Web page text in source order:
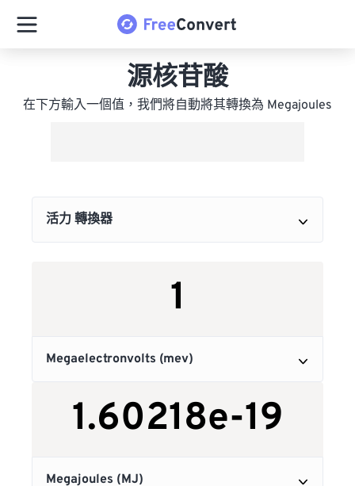
源核苷酸
在下方輸入一個值，我們將自動將其轉換為 Megajoules